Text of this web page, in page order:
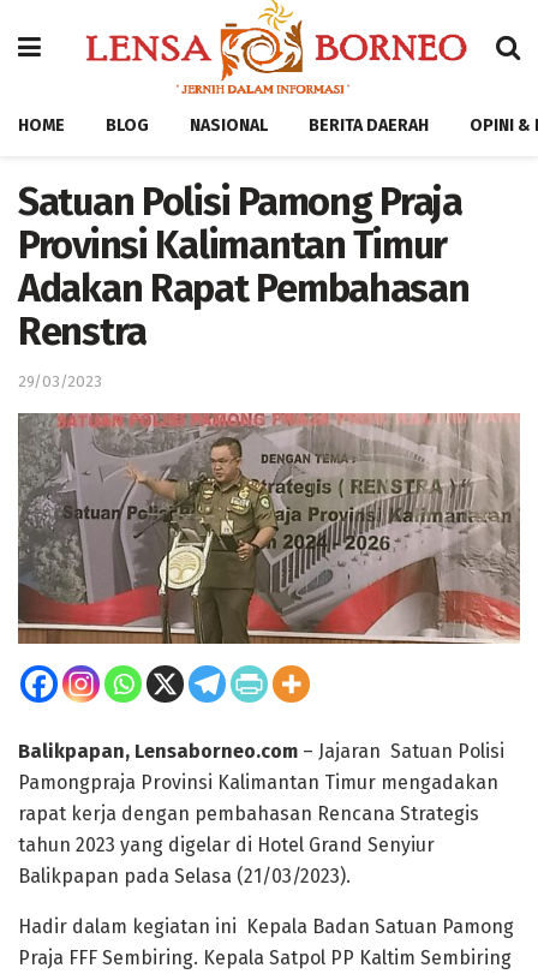
HOME BLOG NASIONAL BERITA DAERAH OPINI &
Satuan Polisi Pamong Praja
Provinsi Kalimantan Timur
Adakan Rapat Pembahasan
Renstra
29/03/2023
Balikpapan, Lensaborneo.com – Jajaran Satuan Polisi
Pamongpraja Provinsi Kalimantan Timur mengadakan
rapat kerja dengan pembahasan Rencana Strategis
tahun 2023 yang digelar di Hotel Grand Senyiur
Balikpapan pada Selasa (21/03/2023).
Hadir dalam kegiatan ini Kepala Badan Satuan Pamong
Praja FFF Sembiring. Kepala Satpol PP Kaltim Sembiring